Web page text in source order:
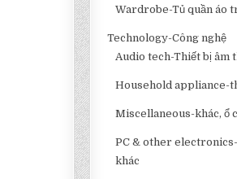
Wardrobe-Tủ quần áo
Technology-Công nghệ
Audio tech-Thiết bị âm
Household appliance-
Miscellaneous-khác, ổ
PC & other
khác